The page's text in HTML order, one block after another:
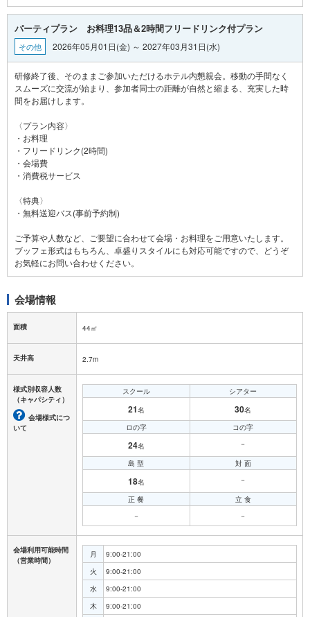
パーティプラン お料理13品＆2時間フリードリンク付プラン
その他 2026年05月01日(金) ～ 2027年03月31日(水)
研修終了後、そのままご参加いただけるホテル内懇親会。移動の手間なく
スムーズに交流が始まり、参加者同士の距離が自然と縮まる、充実した時
間をお届けします。
〈プラン内容〉
・お料理
・フリードリンク(2時間)
・会場費
・消費税サービス
〈特典〉
・無料送迎バス(事前予約制)
ご予算や人数など、ご要望に合わせて会場・お料理をご用意いたします。
ブッフェ形式はもちろん、卓盛りスタイルにも対応可能ですので、どうぞ
会場情報
面積 44㎡
天井高 2.7m
様式別収容人数
（キャパシティ）
会場様式につ
いて
スクール
21名
シアター
30名
ロの字
24名
コの字
－
島 型
18名
対 面
－
正 餐
－
立 食
－
会場利用可能時間
（営業時間）
月
9:00-21:00
火
9:00-21:00
水
9:00-21:00
木
9:00-21:00